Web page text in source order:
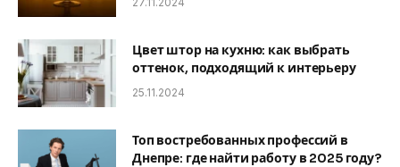
Цвет штор на кухню: как выбрать
оттенок, подходящий к интерьеру
25.11.2024
Топ востребованных профессий в
Днепре: где найти работу в 2025 году?